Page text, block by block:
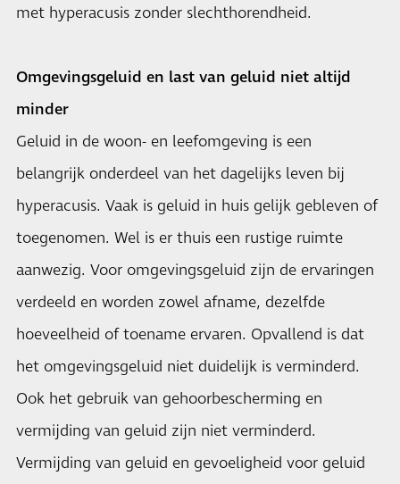
met hyperacusis zonder slechthorendheid.
Omgevingsgeluid en last van geluid niet altijd
minder
Geluid in de woon- en leefomgeving is een
belangrijk onderdeel van het dagelijks leven bij
hyperacusis. Vaak is geluid in huis gelijk gebleven of
toegenomen. Wel is er thuis een rustige ruimte
aanwezig. Voor omgevingsgeluid zijn de ervaringen
verdeeld en worden zowel afname, dezelfde
hoeveelheid of toename ervaren. Opvallend is dat
het omgevingsgeluid niet duidelijk is verminderd.
Ook het gebruik van gehoorbescherming en
vermijding van geluid zijn niet verminderd.
Vermijding van geluid en gevoeligheid voor geluid